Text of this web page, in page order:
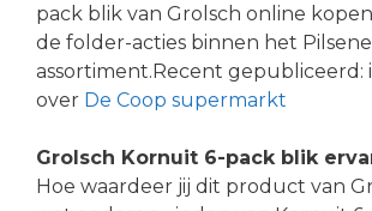
pack blik van Grolsch online
de folder-acties binnen het
assortiment.Recent gepubliceerd:
over De Coop supermarkt
Grolsch Kornuit 6-pack blik
Hoe waardeer jij dit product van